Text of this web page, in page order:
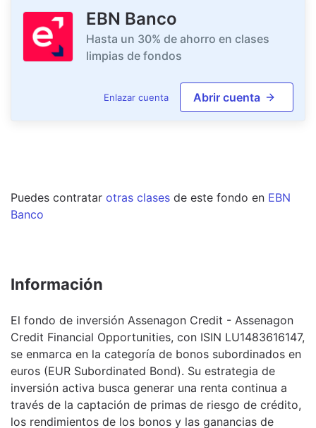
EBN Banco
Hasta un 30% de ahorro en clases
limpias de fondos
Enlazar cuenta Abrir cuenta
Puedes contratar otras clases de este fondo en EBN
Banco
Información
El fondo de inversión Assenagon Credit - Assenagon
Credit Financial Opportunities, con ISIN LU1483616147,
se enmarca en la categoría de bonos subordinados en
euros (EUR Subordinated Bond). Su estrategia de
inversión activa busca generar una renta continua a
través de la captación de primas de riesgo de crédito,
los rendimientos de los bonos y las ganancias de